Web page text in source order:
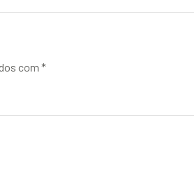
com *